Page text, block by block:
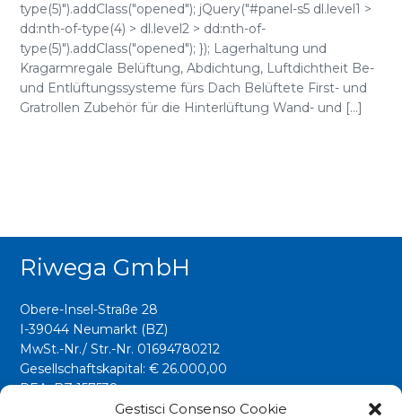
Gestisci Consenso Cookie
type(5)").addClass("opened"); jQuery("#panel-s5 dl.level1 >
dd:nth-of-type(4) > dl.level2 > dd:nth-of-
type(5)").addClass("opened"); }); Lagerhaltung und
Kragarmregale Belüftung, Abdichtung, Luftdichtheit Be-
und Entlüftungssysteme fürs Dach Belüftete First- und
Gratrollen Zubehör für die Hinterlüftung Wand- und [...]
Riwega GmbH
Obere-Insel-Straße 28
I-39044 Neumarkt (BZ)
MwSt.-Nr./ Str.-Nr. 01694780212
Gesellschaftskapital: € 26.000,00
REA: BZ 157538